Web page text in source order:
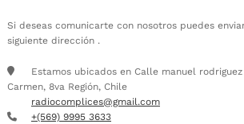
Si deseas comunicarte con nosotros puedes
siguiente dirección .
Estamos ubicados en Calle manuel
Carmen, 8va Región, Chile
radiocomplices@gmail.com
+(569) 9995 3633